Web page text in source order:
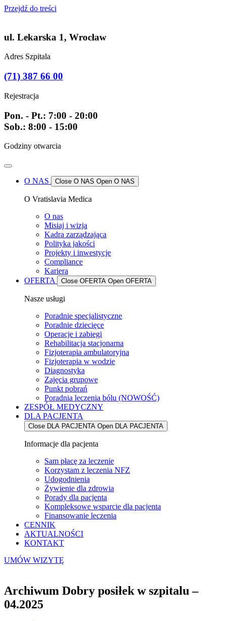
Przejdź do treści
ul. Lekarska 1, Wrocław
Adres Szpitala
(71) 387 66 00
Rejestracja
Pon. - Pt.: 7:00 - 20:00
Sob.: 8:00 - 15:00
Godziny otwarcia
O NAS Close O NAS Open O NAS
O Vratislavia Medica
O nas
Misiaj i wizja
Kadra zarządzająca
Polityka jakości
Projekty i inwestycje
Compliance
Kariera
OFERTA
Close OFERTA Open OFERTA
Nasze usługi
Poradnie specjalistyczne
Poradnie dziecięce
Operacje i zabiegi
Rehabilitacja stacjonarna
Fizjoterapia ambulatoryjna
Fizjoterapia w wodzie
Diagnostyka
Zajęcia grupowe
Punkt pobrań
Poradnia leczenia bólu (NOWOŚĆ)
ZESPÓŁ MEDYCZNY
DLA PACJENTA
Close DLA PACJENTA Open DLA PACJENTA
Informacje dla pacjenta
Sam płacę za leczenie
Korzystam z leczenia NFZ
Udogodnienia
Żywienie dla zdrowia
Porady dla pacjenta
Kompleksowe wsparcie dla pacjenta
Finansowanie leczenia
CENNIK
AKTUALNOŚCI
KONTAKT
UMÓW WIZYTĘ
Archiwum Dobry posiłek w szpitalu –
04.2025